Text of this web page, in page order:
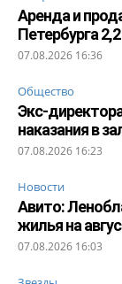
Аренда и
Петербурга
07.08.2026 16:36
Общество
Экс-
наказания в
07.08.2026 16:23
Новости
Авито:
жилья на
07.08.2026 16:03